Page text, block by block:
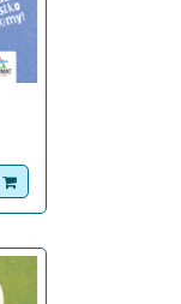
dodaj do koszyka